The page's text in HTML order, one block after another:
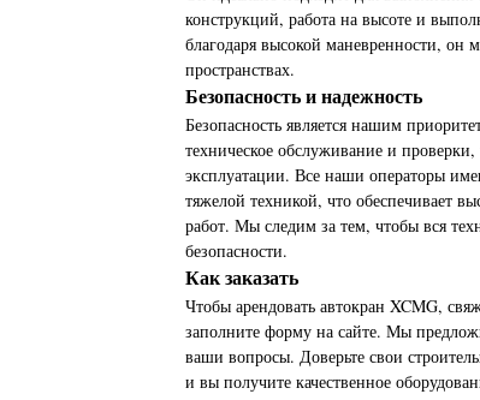
конструкций, работа на высоте и
благодаря высокой маневренности, он
пространствах.
Безопасность и надежность
Безопасность является нашим
техническое обслуживание и
эксплуатации. Все наши операторы
тяжелой техникой, что обеспечивает
работ. Мы следим за тем, чтобы вся
безопасности.
Как заказать
Чтобы арендовать автокран XCMG,
заполните форму на сайте. Мы
ваши вопросы. Доверьте свои
и вы получите качественное